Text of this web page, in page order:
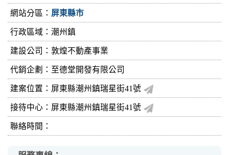
網站分區： 屏東縣市
行政區域：潮州鎮
建設公司： 敦煌不動產事業
代銷企劃：至德堂開發有限公司
建案位置：屏東縣潮州鎮瑞星街41號
接待中心：屏東縣潮州鎮瑞星街41號
聯絡時間：